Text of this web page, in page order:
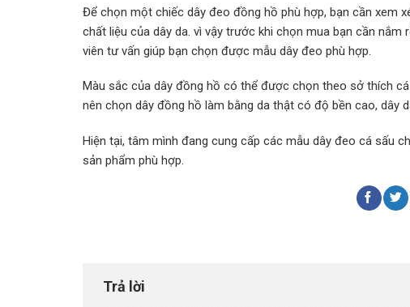
Để chọn một chiếc dây đeo đồng hồ phù hợp, bạn cần xem
chất liệu của dây da. vì vậy trước khi chọn mua bạn cần
viên tư vấn giúp bạn chọn được mẫu dây đeo phù hợp.
Màu sắc của dây đồng hồ có thể được chọn theo sở thích
nên chọn dây đồng hồ làm bằng da thật có độ bền cao, dây
Hiện tại, tâm mình đang cung cấp các mẫu dây đeo cá sấu
sản phẩm phù hợp.
Trả lời